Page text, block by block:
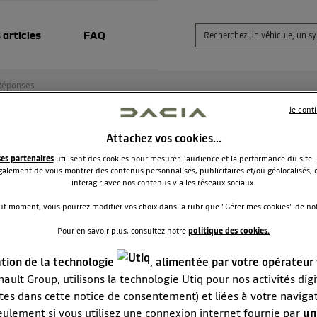
articles FAQ
Logan MCV 0.9 break 2014
29 mai 2026à14:04
est la longueur effective dans le coffre une fois les sièges
est il plat , presque plat ?
pour vos réponses
Logan MCV 0.9 de 2014
Attachez vos cookies…
partenairesutilisent des cookies pour mesurer l'audience et la performance du site.
de vous montrer des contenus personnalisés, publicitaires et/ou géolocalisés,
interagir avec nos contenus via les réseaux sociaux.
moment, vous pourrez modifier vos choix dans la rubrique "Gérer mes cookies" de
Pour en savoir plus, consultez notrepolitique des cookies.
de la technologie
, alimentée par votre opérateur
Group, utilisons la technologie Utiq pour nos activités
dans cette notice de consentement) et liées à votre
si vous utilisez une connexion internet fournie par
Je